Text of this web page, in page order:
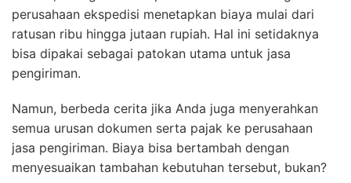
perusahaan ekspedisi menetapkan biaya mulai dari
ratusan ribu hingga jutaan rupiah. Hal ini setidaknya
bisa dipakai sebagai patokan utama untuk jasa
pengiriman.
Namun, berbeda cerita jika Anda juga menyerahkan
semua urusan dokumen serta pajak ke perusahaan
jasa pengiriman. Biaya bisa bertambah dengan
menyesuaikan tambahan kebutuhan tersebut, bukan?